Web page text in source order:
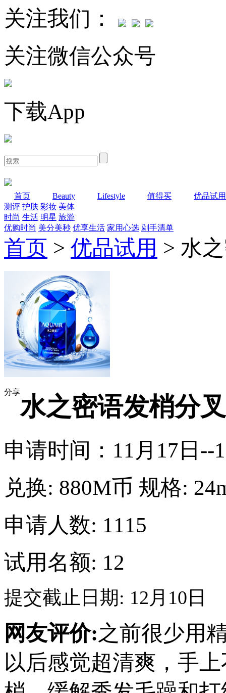
关注我们：
关注微信公众号
下载App
首页 Beauty Lifestyle 值得买
优品试用
测评 护肤 彩妆 美体
时尚 生活 明星 旅游
优购时尚 美分美秒 优享生活 家用心选 剁手清单
首页 > 优品试用 > 水
分享
水之密语发梢分
申请时间：11月17日--
兑换: 880M币 规格:
申请人数: 1115
试用名额: 12
提交截止日期: 12月10日
网友评价:之前很少用
以后感觉超清爽，手